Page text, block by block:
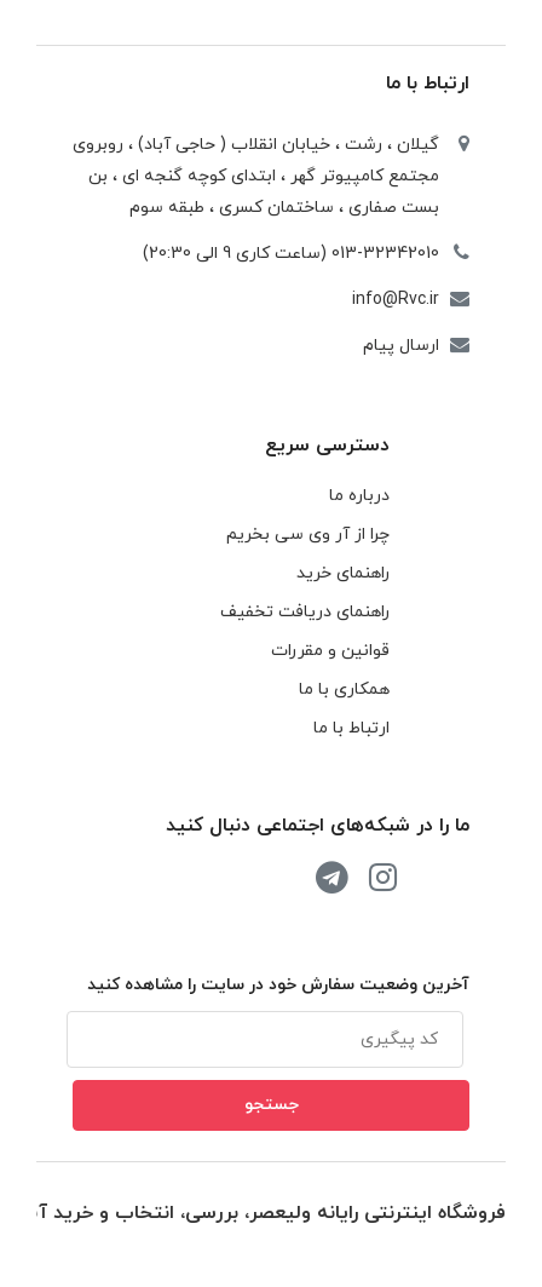
ارتباط با ما
گیلان ، رشت ، خيابان انقلاب ( حاجی آباد) ، روبروی
مجتمع كامپيوتر گهر ، ابتدای كوچه گنجه ای ، بن
بست صفاری ، ساختمان كسری ، طبقه سوم
013-32342010 (ساعت کاری 9 الی 20:30)
info@Rvc.ir
ارسال پیام
دسترسی سریع
درباره ما
چرا از آر وی سی بخریم
راهنمای خرید
راهنمای دریافت تخفیف
قوانین و مقررات
همکاری با ما
ارتباط با ما
ما را در شبکه‌های اجتماعی دنبال کنید
آخرین وضعیت سفارش خود در سایت را مشاهده کنید
فروشگاه اینترنتی رایانه ولیعصر، بررسی، انتخاب و خرید